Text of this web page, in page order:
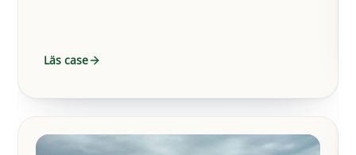
Läs case